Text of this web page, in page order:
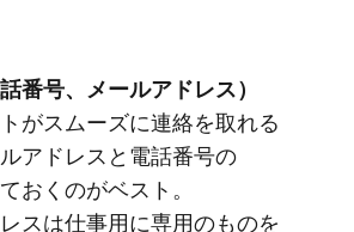
番号、​メールアドレス）
が​スムーズに​連絡を​取れる​
アドレスと​電話番号の​
おくのが​ベスト。​
スは​仕事用に​専用の​ものを​